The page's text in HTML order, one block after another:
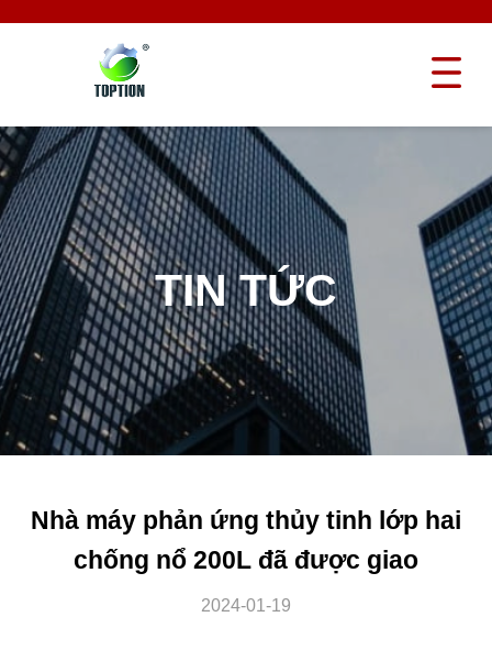
TIN TỨC
Nhà máy phản ứng thủy tinh lớp hai
chống nổ 200L đã được giao
2024-01-19